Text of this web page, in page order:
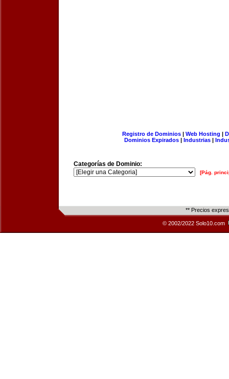
Registro de Dominios| Web Hosting |
Dominios Expirados | Industrias |
Categorías de Dominio:
[Pág.
** Precios
© 2002/2022 Solo10.com